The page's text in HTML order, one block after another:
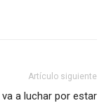
Artículo siguiente
va a luchar por estar